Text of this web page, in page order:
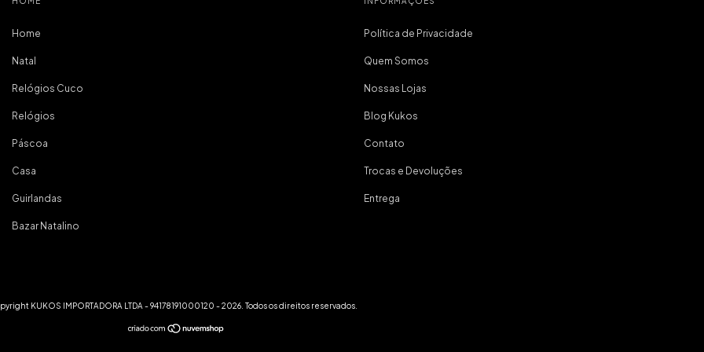
Home
Natal
Relógios Cuco
Relógios
Páscoa
Casa
Guirlandas
Bazar Natalino
Política de Privacidade
Quem Somos
Nossas Lojas
Blog Kukos
Contato
Trocas e Devoluções
Entrega
KUKOS IMPORTADORA LTDA - 94178191000120 - 2026. Todos os direitos reservados.